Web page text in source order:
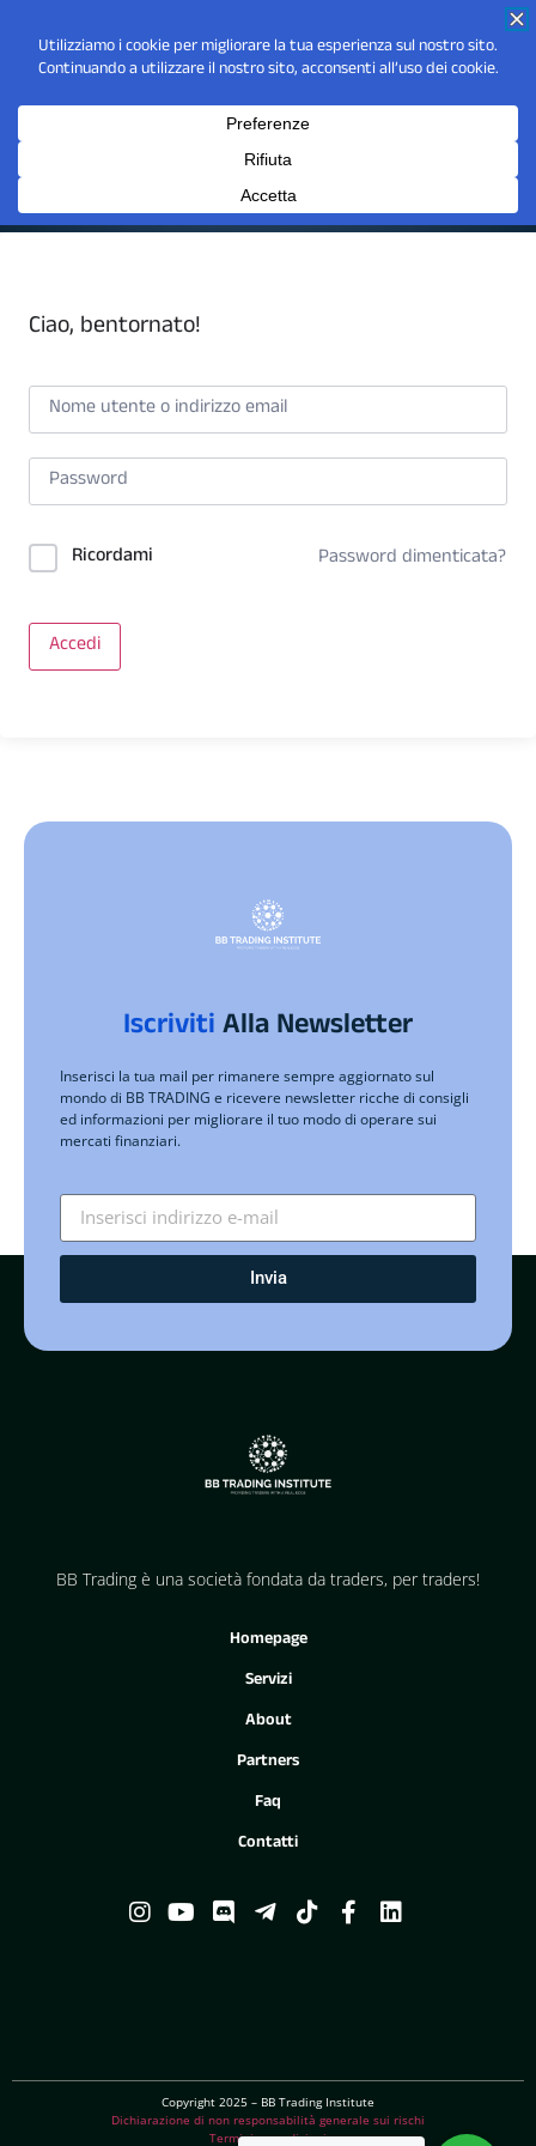
Ciao, bentornato!
Ricordami Password dimenticata?
Accedi
IscrivitiAlla Newsletter
Inserisci la tua mail per rimanere sempre aggiornato sul
mondo di BB TRADING e ricevere newsletter ricche di consigli
ed informazioni per migliorare il tuo modo di operare sui
mercati finanziari.
Invia
BB Trading è una società fondata da traders, per traders!
Homepage
Servizi
About
Partners
Faq
Contatti
Copyright 2025 – BB Trading Institute
Dichiarazione di non responsabilità generale sui rischi
Termini e condizioni